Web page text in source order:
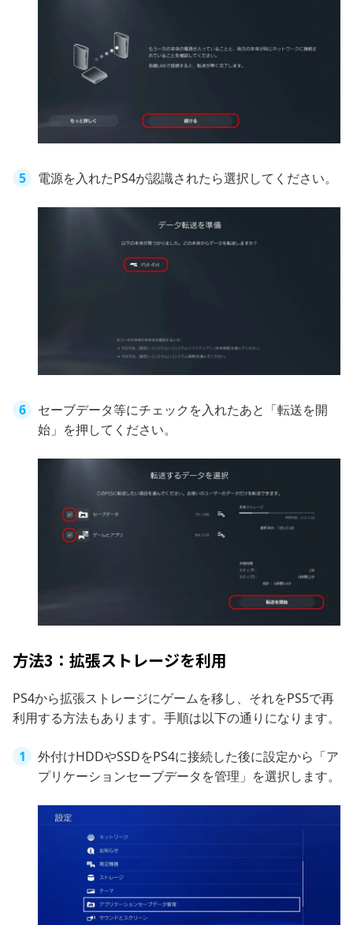
電源を入れたPS4が認識されたら選択してください。
セーブデータ等にチェックを入れたあと「転送を開
始」を押してください。
方法3：拡張ストレージを利用
PS4から拡張ストレージにゲームを移し、それをPS5で再
利用する方法もあります。手順は以下の通りになります。
外付けHDDやSSDをPS4に接続した後に設定から「ア
プリケーションセーブデータを管理」を選択します。